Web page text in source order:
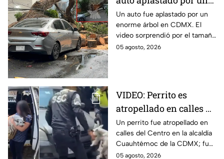
árbol en CDMX: así fue
el momento exacto
Un auto fue aplastado por un
enorme árbol en CDMX. El
video sorprendió por el tamaño
del árbol que dejó destruido el
05 agosto, 2026
VIDEO: Perrito es
atropellado en calles de
la alcaldía
Cuauhtémoc; policías
lo rescatan y entregan
Un perrito fue atropellado en
calles del Centro en la alcaldía
Cuauhtémoc de la CDMX; fue
rescatado y resguardado por
05 agosto, 2026